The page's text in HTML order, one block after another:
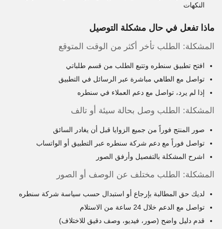
النكهات
ماذا تفعل في حال مشكلة التوصيل
المشكلة: الطلب تأخر أكثر من الوقت المتوقع
افتح تطبيق سنطره وتتبع الطلب من قسم طلباتي
تواصل مع الطاهي مباشرة عبر الرسائل في التطبيق
إذا لم يرد، تواصل مع دعم العملاء في سنطره
المشكلة: الطلب وصل بحالة سيئة أو تالف
صور المنتج فوراً من جميع الزوايا قبل أن يغادر السائق
تواصل فوراً مع دعم شركة سنطره عبر التطبيق أو الواتساب
اشرح المشكلة بالتفصيل وأرفق الصور
المشكلة: الطلب مختلف عن الوصف أو الصور
لديك حق المطالبة بإرجاع أو استبدال حسب سياسة شركة سنطره
تواصل مع الدعم خلال 24 ساعة من الاستلام
قدم دليل واضح (صور، فيديو، وصف دقيق للاختلاف)